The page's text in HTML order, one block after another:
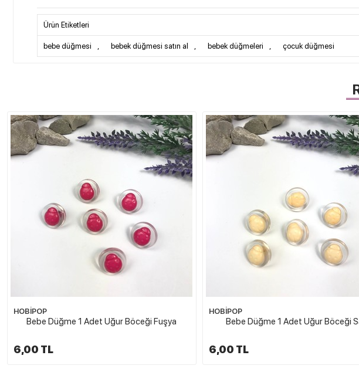
Ürün Etiketleri
bebe düğmesi , bebek düğmesi satın al , bebek düğmeleri , çocuk düğmesi
HOBİPOP
Bebe Düğme 1 Adet Uğur Böceği Fuşya
6,00 TL
HOBİPOP
Bebe Düğme 1 Adet Uğur Böceği
6,00 TL